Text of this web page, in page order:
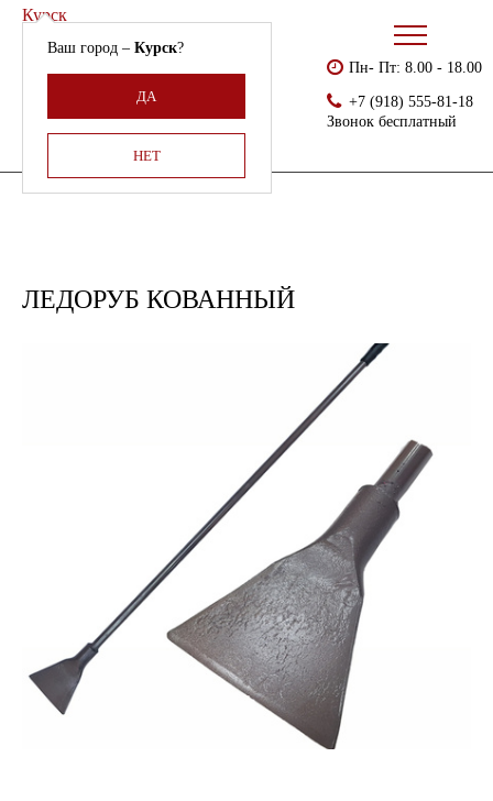
Курск
Ваш город –Курск?
ДА
НЕТ
Армения, Молдавия,
Пн- Пт: 8.00 - 18.00
+7 (918) 555-81-18
Звонок бесплатный
Главная Хозинвентарь Ледоруб кованный
ЛЕДОРУБ КОВАННЫЙ